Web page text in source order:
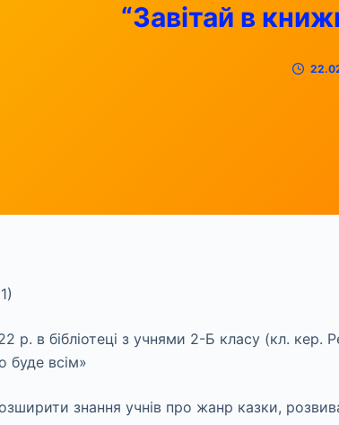
“Завітай в
1)
р. в бібліотеці з учнями 2-Б класу (кл. кер.
буде всім»
знання учнів про жанр казки,